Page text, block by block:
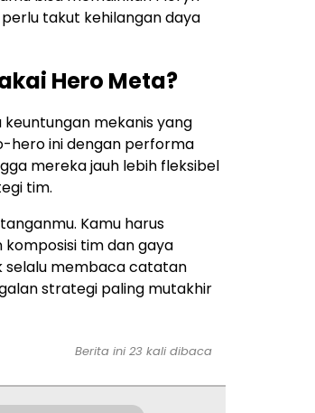
takut kehilangan daya
Hero Meta?
mekanis yang
hero ini dengan performa
mereka jauh lebih fleksibel
tim.
Kamu harus
tim dan gaya
selalu membaca catatan
strategi paling mutakhir
Berita ini 23 kali dibaca